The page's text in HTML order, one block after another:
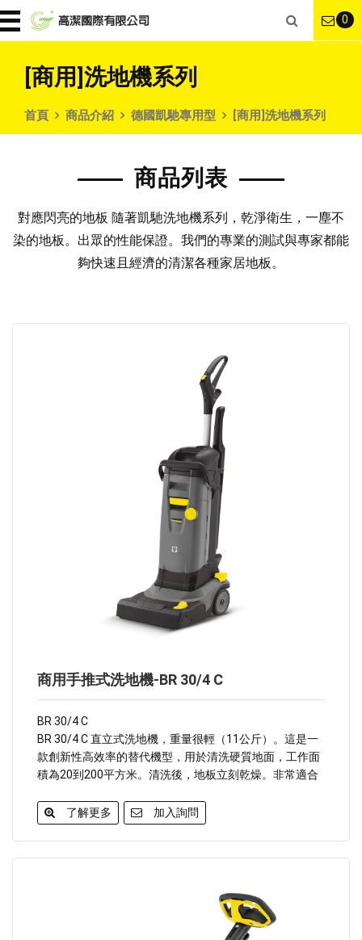
0
[商用]洗地機系列
首頁 商品介紹 德國凱馳專用型 [商用]洗地機系列
商品列表
對應閃亮的地板 隨著凱馳洗地機系列，乾淨衛生，一塵不
染的地板。出眾的性能保證。我們的專業的測試與專家都能
夠快速且經濟的清潔各種家居地板。
商用手推式洗地機-BR 30/4 C
BR 30/4 C
BR 30/4 C 直立式洗地機，重量很輕（11公斤）。這是一
款創新性高效率的替代機型，用於清洗硬質地面，工作面
積為20到200平方米。清洗後，地板立刻乾燥。非常適合
店。另外，還可以與大型刷洗乾燥機同時使用，完成清潔
任務。
了解更多 加入詢問